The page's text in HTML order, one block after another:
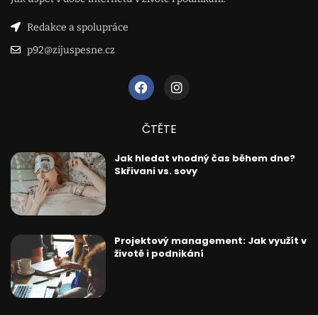
Redakce a spolupráce
p92@zijuspesne.cz
ČTĚTE
Jak hledat vhodný čas během dne?
Skřivani vs. sovy
Projektový management: Jak využít v
životě i podnikání